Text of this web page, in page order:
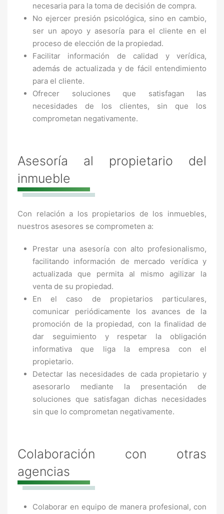
necesaria para la toma de decisión de compra.
No ejercer presión psicológica, sino en cambio,
ser un apoyo y asesoría para el cliente en el
proceso de elección de la propiedad.
Facilitar información de calidad y verídica,
además de actualizada y de fácil entendimiento
para el cliente.
Ofrecer soluciones que satisfagan las
necesidades de los clientes, sin que los
comprometan negativamente.
Asesoría al propietario del
inmueble
Con relación a los propietarios de los inmuebles,
nuestros asesores se comprometen a:
Prestar una asesoría con alto profesionalismo,
facilitando información de mercado verídica y
actualizada que permita al mismo agilizar la
venta de su propiedad.
En el caso de propietarios particulares,
comunicar periódicamente los avances de la
promoción de la propiedad, con la finalidad de
dar seguimiento y respetar la obligación
informativa que liga la empresa con el
propietario.
Detectar las necesidades de cada propietario y
asesorarlo mediante la presentación de
soluciones que satisfagan dichas necesidades
sin que lo comprometan negativamente.
Colaboración con otras
agencias
Colaborar en equipo de manera profesional, con